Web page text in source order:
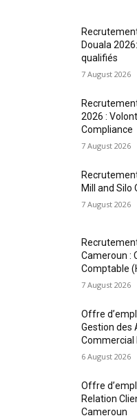
Douala
qualifiés
7 August 2026
2026 :
Compliance
7 August 2026
Mill and Silo
7 August 2026
Cameroun :
Comptable
7 August 2026
Offre
Gestion des
Commercial
6 August 2026
Offre
Relation
Cameroun